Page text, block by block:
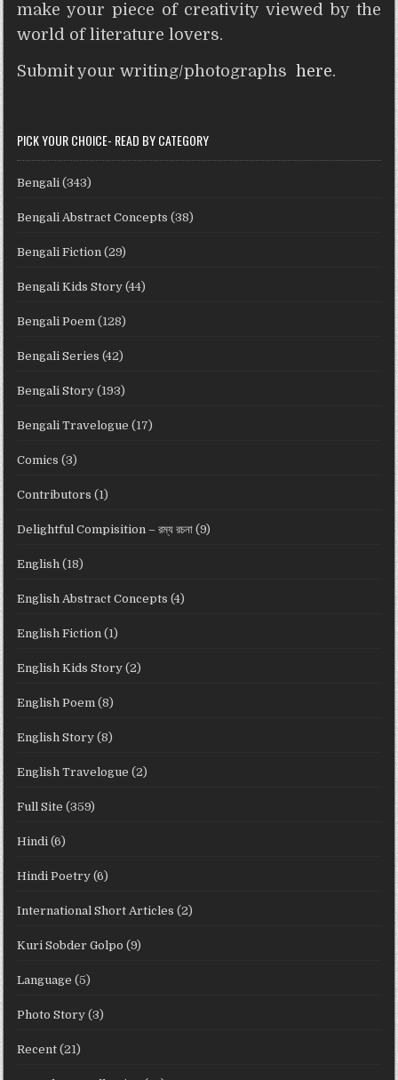
make your piece of creativity viewed by the
world of literature lovers.
Submit your writing/photographshere.
PICK YOUR CHOICE- READ BY CATEGORY
Bengali (343)
Bengali Abstract Concepts (38)
Bengali Fiction (29)
Bengali Kids Story (44)
Bengali Poem (128)
Bengali Series (42)
Bengali Story (193)
Bengali Travelogue (17)
Comics (3)
Contributors (1)
Delightful Compisition – রম্য রচনা (9)
English (18)
English Abstract Concepts (4)
English Fiction (1)
English Kids Story (2)
English Poem (8)
English Story (8)
English Travelogue (2)
Full Site (359)
Hindi (6)
Hindi Poetry (6)
International Short Articles (2)
Kuri Sobder Golpo (9)
Language (5)
Photo Story (3)
Recent (21)